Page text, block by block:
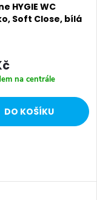
HYGIE WC
Soft Close, bílá
na centrále
DO KOŠÍKU